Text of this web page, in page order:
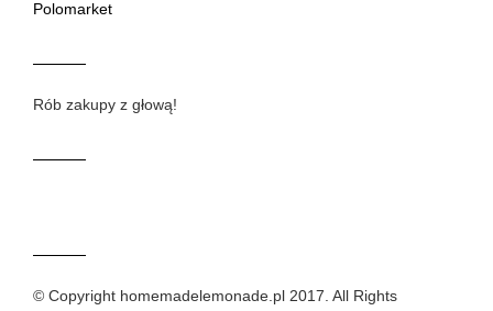
Polomarket
Rób zakupy z głową!
© Copyright homemadelemonade.pl 2017. All Rights